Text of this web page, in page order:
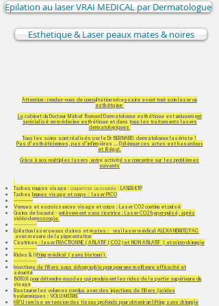
Epilation au laser VRAI MEDICAL par Dermatologue
Esthetique & Laser peaux mates & noires
Attention : rendez-vous de consultation nécessaire avant tout soin laser ou
esthétqiue
Le cabinet du Docteur Michel Bernard Dermatologue esthétique est uniquement
spécialisé en médecine esthétique et dans tous les traitements lasers
dermatologiques
Tous les soins sont réalisés par le Dr BERNARD, dermatologue lasériste !
Pas d'esthéticiennes, pas d'infirmières ... Déléguer ces actes est hasardeux
et illégal.
Grâce à nos multiples lasers, notre activité se concentre sur les problèmes
suivants
Taches rouges visage : couperose ou rosacée : LASER KTP
Taches brunes visage et corps : laser PICO
--------------​
Verrues et excroissances visage et corps : Laser CO2 continu et pulsé
Grains de beauté - enlèvement sans cicatrice : Laser CO2 hyper-pulsé, après
vidéo-dermoscopie
-----------------
Epilation laser peaux claires et mates : vrai laser médical ALEXANDRITE/YAG
avec mesure de la pigmentaiton
Cicatrices : laser FRACTIONNE ( ABLATIF ( CO2 )et NON ABLATIF ) et micro-chirurgie
-----------------
Rides & lifting médical ( sans bistouri )
-----------------
Injections de fillers sous échographie pour pour une meilleure efficacité et
sécurité
B0T0X pour détendre muscles qui produisent les rides de la partie supérieure du
visage
Restaurer les volumes perdus avec des injections de fillers (acides
hyaluroniques​ : VOLUMETRIE
HIFU remise en tension des tissus profonds pour obtenir un lifting sans chirurgie